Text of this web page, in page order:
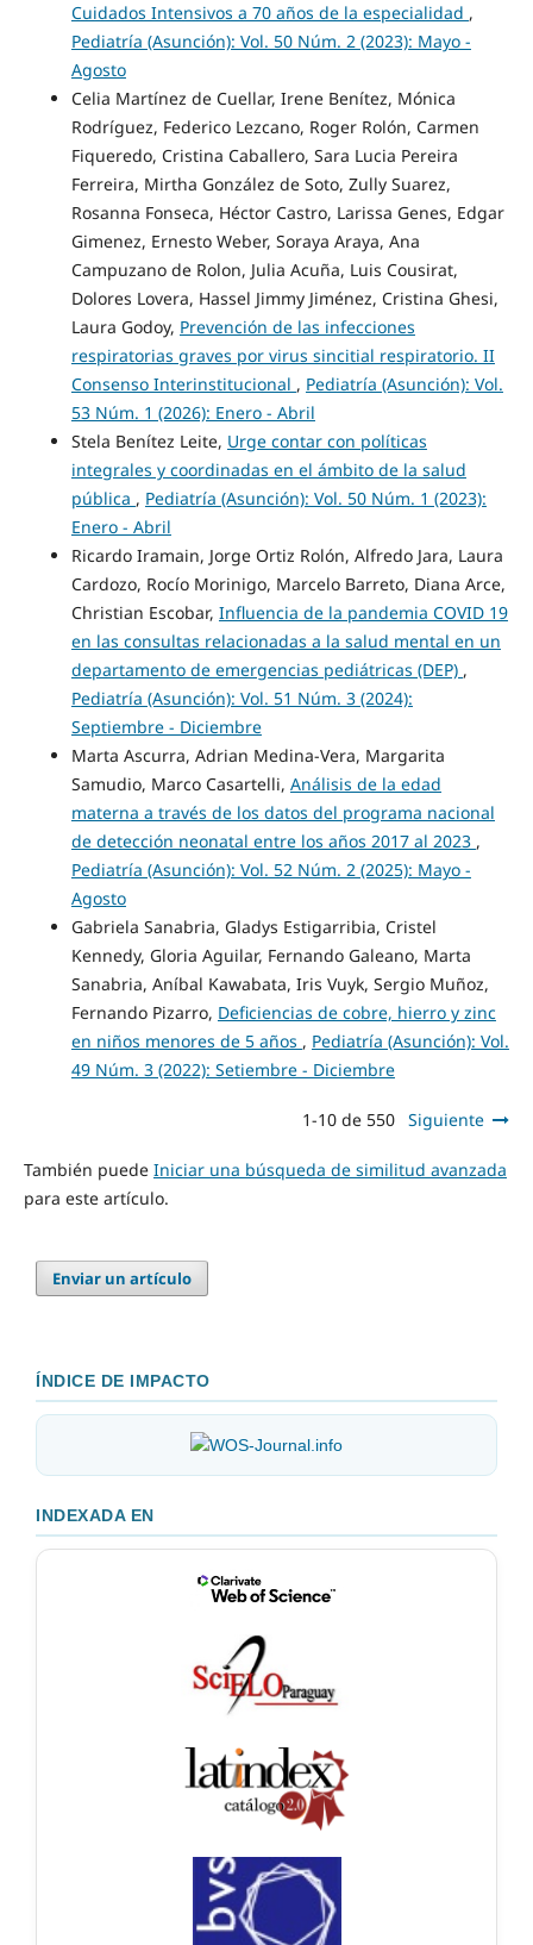
Cuidados Intensivos a 70 años de la especialidad ,
Pediatría (Asunción): Vol. 50 Núm. 2 (2023): Mayo -
Agosto
Celia Martínez de Cuellar, Irene Benítez, Mónica
Rodríguez, Federico Lezcano, Roger Rolón, Carmen
Fiqueredo, Cristina Caballero, Sara Lucia Pereira
Ferreira, Mirtha González de Soto, Zully Suarez,
Rosanna Fonseca, Héctor Castro, Larissa Genes, Edgar
Gimenez, Ernesto Weber, Soraya Araya, Ana
Campuzano de Rolon, Julia Acuña, Luis Cousirat,
Dolores Lovera, Hassel Jimmy Jiménez, Cristina Ghesi,
Laura Godoy, Prevención de las infecciones
respiratorias graves por virus sincitial respiratorio. II
Consenso Interinstitucional , Pediatría (Asunción): Vol.
53 Núm. 1 (2026): Enero - Abril
Stela Benítez Leite, Urge contar con políticas
integrales y coordinadas en el ámbito de la salud
pública , Pediatría (Asunción): Vol. 50 Núm. 1 (2023):
Enero - Abril
Ricardo Iramain, Jorge Ortiz Rolón, Alfredo Jara, Laura
Cardozo, Rocío Morinigo, Marcelo Barreto, Diana Arce,
Christian Escobar, Influencia de la pandemia COVID 19
en las consultas relacionadas a la salud mental en un
departamento de emergencias pediátricas (DEP) ,
Pediatría (Asunción): Vol. 51 Núm. 3 (2024):
Septiembre - Diciembre
Marta Ascurra, Adrian Medina-Vera, Margarita
Samudio, Marco Casartelli, Análisis de la edad
materna a través de los datos del programa nacional
de detección neonatal entre los años 2017 al 2023 ,
Pediatría (Asunción): Vol. 52 Núm. 2 (2025): Mayo -
Agosto
Gabriela Sanabria, Gladys Estigarribia, Cristel
Kennedy, Gloria Aguilar, Fernando Galeano, Marta
Sanabria, Aníbal Kawabata, Iris Vuyk, Sergio Muñoz,
Fernando Pizarro, Deficiencias de cobre, hierro y zinc
en niños menores de 5 años , Pediatría (Asunción): Vol.
49 Núm. 3 (2022): Setiembre - Diciembre
1-10 de 550 Siguiente
También puede Iniciar una búsqueda de similitud avanzada
para este artículo.
Enviar un artículo
ÍNDICE DE IMPACTO
INDEXADA EN